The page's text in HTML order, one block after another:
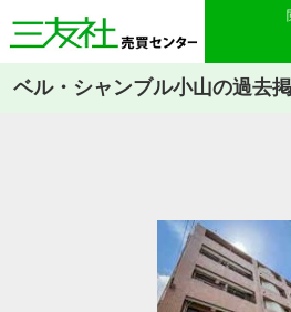
ベル・シャンブル小山の過去